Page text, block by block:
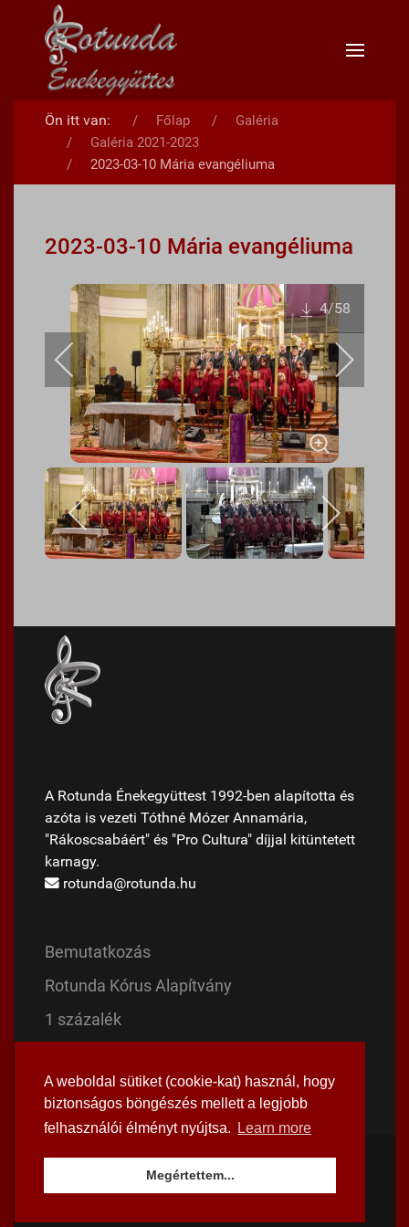
A weboldal sütiket (cookie-kat) használ, hogy
biztonságos böngészés mellett a legjobb
felhasználói élményt nyújtsa.
Learn more
Megértettem...
Ön itt van: Főlap
Galéria
Galéria 2021-2023
2023-03-10 Mária evangéliuma
2023-03-10 Mária evangéliuma
4/58
A Rotunda Énekegyüttest 1992-ben alapította és
azóta is vezeti Tóthné Mózer Annamária,
"Rákoscsabáért" és "Pro Cultura" díjjal kitüntetett
karnagy.
rotunda@rotunda.hu
Bemutatkozás
Rotunda Kórus Alapítvány
1 százalék
Mária evangéliuma
© 1992 - 2026 Rotunda Énekegyüttes
Facebook